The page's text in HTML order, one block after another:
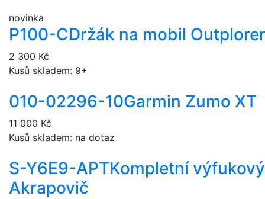
novinka
P100-CDržák na mobil
2 300 Kč
Kusů skladem: 9+
010-02296-10Garmin Zumo XT
11 000 Kč
Kusů skladem: na dotaz
S-Y6E9-APTKompletní
Akrapovič